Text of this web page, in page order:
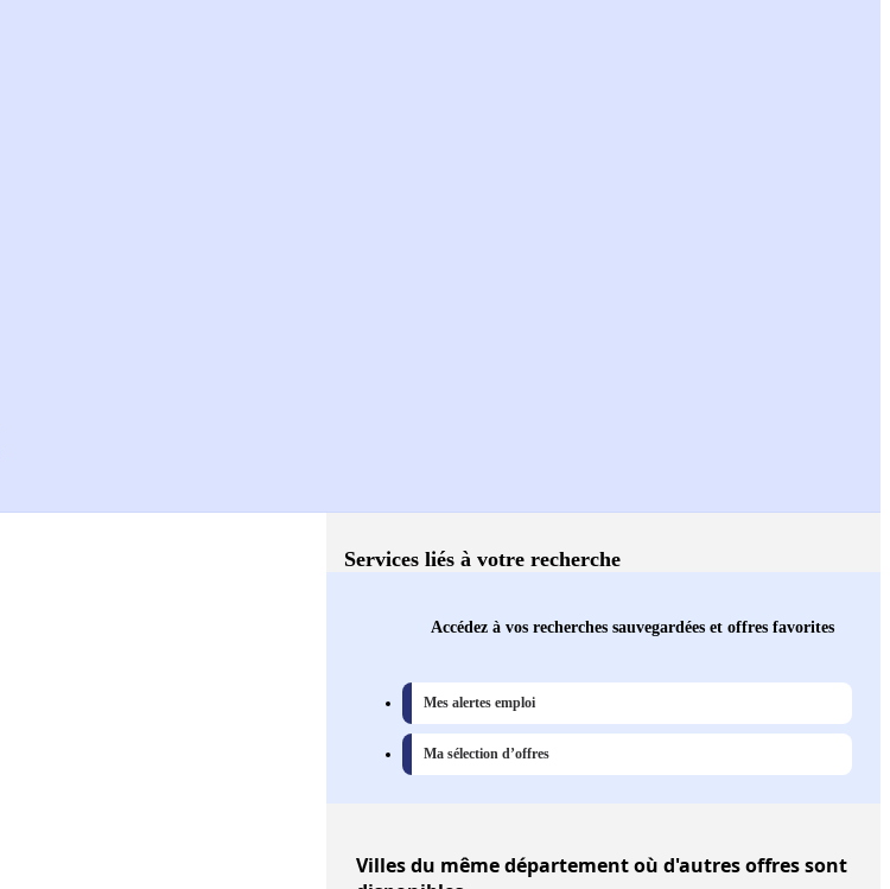
Services liés à votre recherche
Accédez à vos recherches sauvegardées et offres favorites
Mes alertes emploi
Ma sélection d’offres
Villesdu même département où d'autres offres sont